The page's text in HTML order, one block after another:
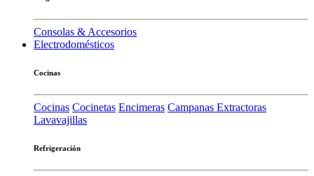
Consolas & Accesorios
Electrodomésticos
Cocinas
Cocinas Cocinetas Encimeras Campanas Extractoras
Lavavajillas
Refrigeración